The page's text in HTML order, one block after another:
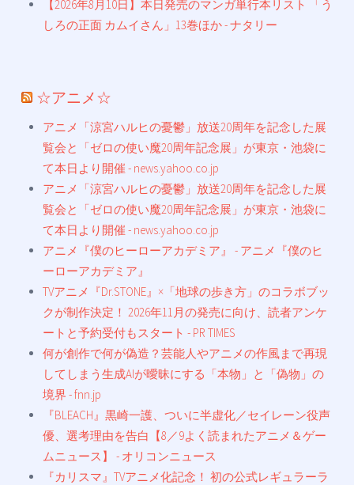
【2026年8月10日】本日発売のマンガ単行本リスト 「う
しろの正面 カムイさん」13巻ほか - ナタリー
☆アニメ☆
アニメ「涼宮ハルヒの憂鬱」放送20周年を記念した展
覧会と「ゼロの使い魔20周年記念展」が東京・池袋に
て本日より開催 - news.yahoo.co.jp
アニメ「涼宮ハルヒの憂鬱」放送20周年を記念した展
覧会と「ゼロの使い魔20周年記念展」が東京・池袋に
て本日より開催 - news.yahoo.co.jp
アニメ『僕のヒーローアカデミア』 - アニメ『僕のヒ
ーローアカデミア』
TVアニメ『Dr.STONE』×「地球の歩き方」のコラボブッ
クが制作決定！ 2026年11月の発売に向け、読者アンケ
ートと予約受付もスタート - PR TIMES
何が創作で何が偽造？芸能人やアニメの作風まで再現
してしまう生成AIが曖昧にする「本物」と「偽物」の
境界 - fnn.jp
『BLEACH』黒崎一護、ついに半虚化／セイレーン役声
優、選考理由を告白【8／9よく読まれたアニメ＆ゲー
ムニュース】 - オリコンニュース
『カリスマ』TVアニメ化記念！ 初の公式レギュラーラ